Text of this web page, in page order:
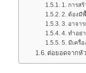
1. การส
2. ต้องมี
3. อาจา
4. ทำอย่
5. มีเครื่
ต่อยอดจากหั